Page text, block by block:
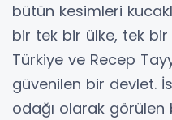
bütün kesimleri
bir tek bir ülke, tek
Türkiye ve Recep
güvenilen bir devlet.
odağı olarak görülen